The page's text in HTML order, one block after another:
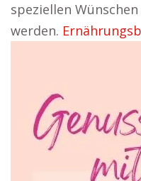
speziellen
werden.